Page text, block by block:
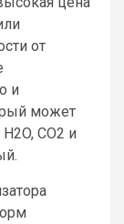
от
и
может
CO2 и